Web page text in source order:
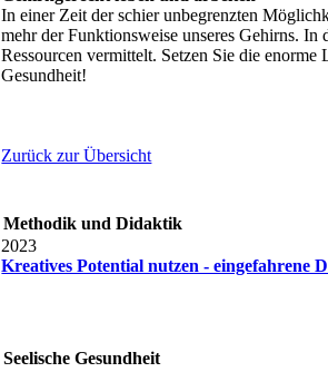
In einer Zeit der schier unbegrenzten
mehr der Funktionsweise unseres Gehirns.
Ressourcen vermittelt. Setzen Sie die
Gesundheit!
Zurück zur Übersicht
Methodik und Didaktik
2023
Kreatives Potential nutzen - eingefahrene
Seelische Gesundheit